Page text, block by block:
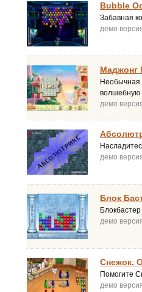
Bubble
Забавная
демо
Маджонг
Необычная
волшебную
демо
демо
Блок
демо
Снежок.
Помогите
демо